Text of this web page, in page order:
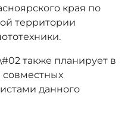
края по
территории
также планирует в
данного